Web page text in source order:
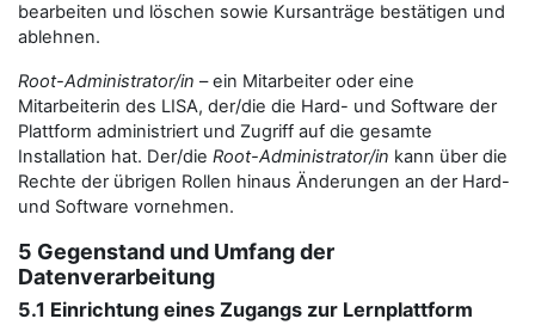
bearbeiten und löschen sowie Kursanträge bestätigen und
ablehnen.
Root-Administrator/in – ein Mitarbeiter oder eine
Mitarbeiterin des LISA, der/die die Hard- und Software der
Plattform administriert und Zugriff auf die gesamte
Installation hat. Der/die Root-Administrator/in kann über die
Rechte der übrigen Rollen hinaus Änderungen an der Hard-
und Software vornehmen.
5 Gegenstand und Umfang der
Datenverarbeitung
5.1 Einrichtung eines Zugangs zur Lernplattform